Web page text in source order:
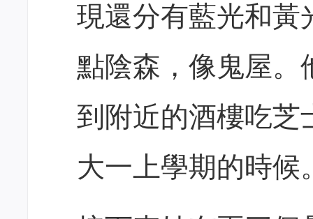
現還分有藍光和黃
點陰森，像鬼屋。
到附近的酒樓吃芝
大一上學期的時候